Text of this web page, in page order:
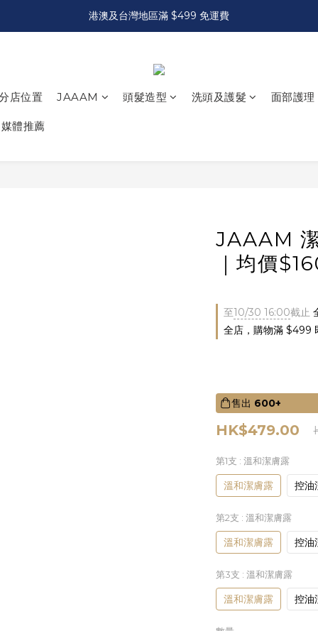
港澳及台灣地區滿 $499 免運費
店位置 JAAAM 頭髮造型 洗頭及護髮 面部護理
媒體推薦
JAAAM
｜均價
至10/30 16:00截止
全店，購物滿 $499
售出 600+
HK$479.00
第1支 : 溫和潔膚露
溫和潔膚露 控油
第2支 : 溫和潔膚露
溫和潔膚露 控油
第3支 : 溫和潔膚露
溫和潔膚露 控油